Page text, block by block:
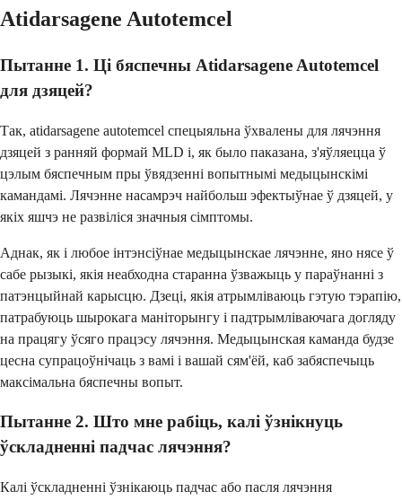
Atidarsagene Autotemcel
Пытанне 1. Ці бяспечны Atidarsagene Autotemcel
для дзяцей?
Так, atidarsagene autotemcel спецыяльна ўхвалены для лячэння
дзяцей з ранняй формай MLD і, як было паказана, з'яўляецца ў
цэлым бяспечным пры ўвядзенні вопытнымі медыцынскімі
камандамі. Лячэнне насамрэч найбольш эфектыўнае ў дзяцей, у
якіх яшчэ не развіліся значныя сімптомы.
Аднак, як і любое інтэнсіўнае медыцынскае лячэнне, яно нясе ў
сабе рызыкі, якія неабходна старанна ўзважыць у параўнанні з
патэнцыйнай карысцю. Дзеці, якія атрымліваюць гэтую тэрапію,
патрабуюць шырокага маніторынгу і падтрымліваючага догляду
на працягу ўсяго працэсу лячэння. Медыцынская каманда будзе
цесна супрацоўнічаць з вамі і вашай сям'ёй, каб забяспечыць
максімальна бяспечны вопыт.
Пытанне 2. Што мне рабіць, калі ўзнікнуць
ўскладненні падчас лячэння?
Калі ўскладненні ўзнікаюць падчас або пасля лячэння